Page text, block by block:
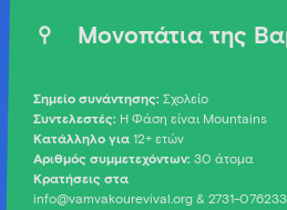
Μονοπάτια της
Σημείο συνάντησης: Σχολείο
Συντελεστές: Η Φάση είναι Mountains
Κατάλληλο για 12+ ετών
Αριθμός συμμετεχόντων: 30 άτομα
Κρατήσεις στα
info@vamvakourevival.org & 2731-